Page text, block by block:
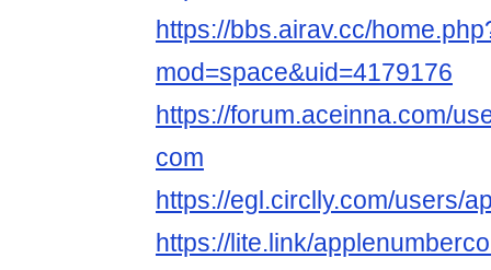
https://bbs.airav.cc/
mod=space&uid=4179176
https://forum.aceinna.com/
com
https://egl.circlly.com/users/
https://lite.link/